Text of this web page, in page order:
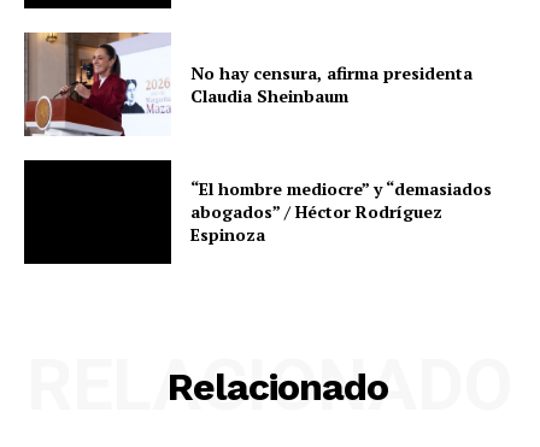
No hay censura, afirma presidenta
Claudia Sheinbaum
“El hombre mediocre” y “demasiados
abogados” / Héctor Rodríguez
Espinoza
Relacionado
RELACIONADO